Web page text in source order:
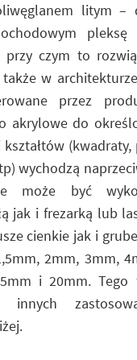
litym –
czym to
w
przez
akrylowe do
kształtów
wychodzą
może być
jak i frezarką lub
cienkie jak i
2mm, 3mm,
i 20mm. Tego
innych